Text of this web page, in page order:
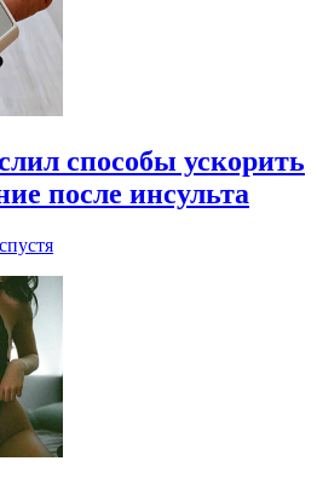
способы ускорить
после инсульта